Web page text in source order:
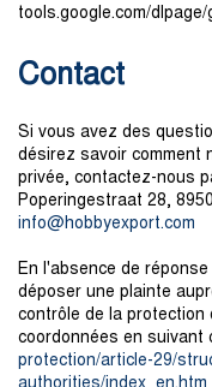
tools.google.com/dlpage/
Contact
Si vous avez des
désirez savoir comment
privée, contactez-nous
Poperingestraat 28,
info@hobbyexport.com
En l'absence de
déposer une plainte
contrôle de la protection
coordonnées en suivant
protection/article-29/